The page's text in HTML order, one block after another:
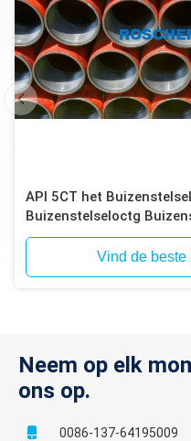
API 5CT het
Buizenstelseloctg
5CT Rang J55/K55, N80,
P110, Einden EUEVind de beste
Neem op elk
ons op.
0086-137-64195009